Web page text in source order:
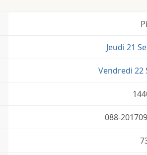
Jeudi 21
Vendredi 22
088-